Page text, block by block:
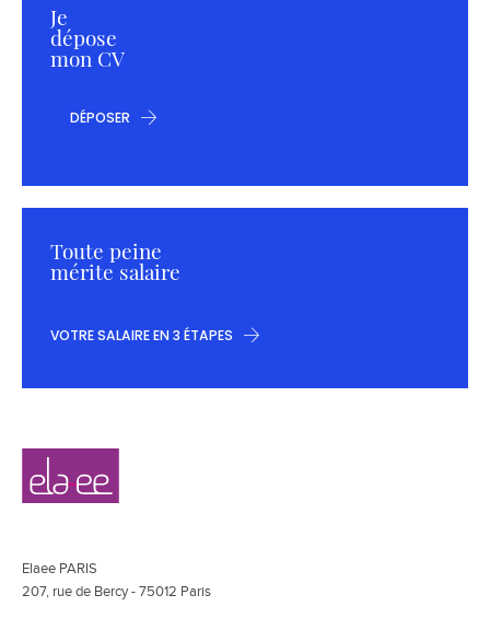
Je
dépose
mon CV
DÉPOSER
Toute peine
mérite salaire
VOTRE SALAIRE EN 3 ÉTAPES
Navigation
secondaire
Elaee
Elaee PARIS
207, rue de Bercy - 75012 Paris